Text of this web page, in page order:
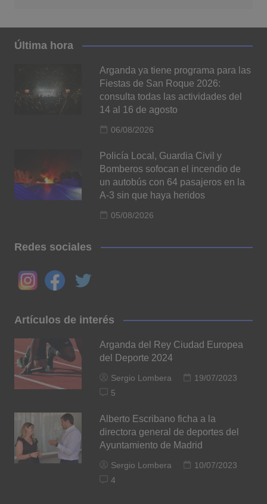
Última hora
Arganda ya tiene programa para las
Fiestas de San Roque 2026:
consulta todas las actividades del
14 al 16 de agosto
06/08/2026
Policía Local, Guardia Civil y
Bomberos sofocan el incendio de
un autobús con 64 pasajeros en la
A-3 sin que haya heridos
05/08/2026
Redes sociales
Artículos de interés
Arganda del Rey Ciudad Europea
del Deporte 2024
Sergio Lombera
19/07/2023
5
Alberto Escribano ficha a la
directora general de deportes del
Ayuntamiento de Madrid
Sergio Lombera
10/07/2023
4